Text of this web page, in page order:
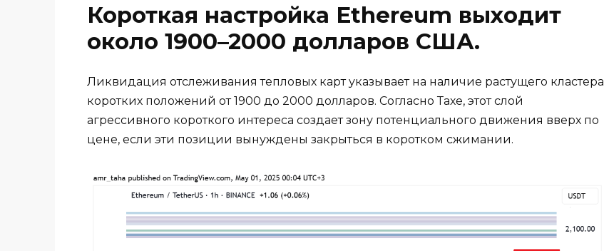
Короткая настройка Ethereum выходит
около 1900–2000 долларов США.
Ликвидация отслеживания тепловых карт указывает на наличие растущего кластера
коротких положений от 1900 до 2000 долларов. Согласно Тахе, этот слой
агрессивного короткого интереса создает зону потенциального движения вверх по
цене, если эти позиции вынуждены закрыться в коротком сжимании.